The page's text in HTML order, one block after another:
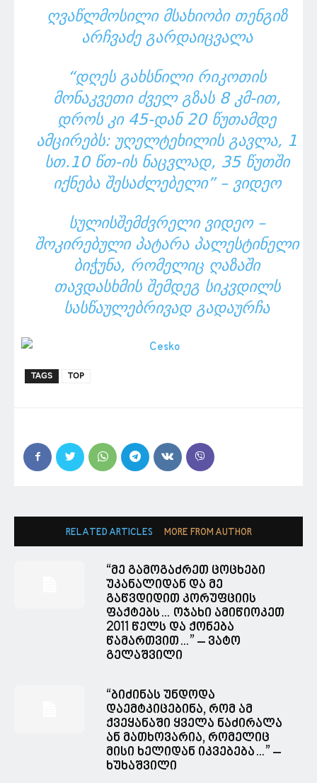
ᲦᲕᲐᲬᲚᲛᲝᲡᲘᲚᲘ ᲛᲡᲐᲮᲘᲝᲑᲘ ᲗᲔᲜᲒᲘᲖ
ᲐᲠᲩᲕᲐᲫᲔ ᲒᲐᲠᲓᲐᲘᲪᲕᲐᲚᲐ
“ᲓᲦᲔᲡ ᲒᲐᲮᲡᲜᲘᲚᲘ ᲠᲘᲙᲝᲗᲘᲡ
ᲛᲝᲜᲐᲙᲕᲔᲗᲘ ᲫᲕᲔᲚ ᲒᲖᲐᲡ 8 ᲙᲛ-ᲘᲗ,
ᲓᲠᲝᲡ ᲙᲘ 45-ᲓᲐᲜ 20 ᲬᲣᲗᲐᲛᲓᲔ
ᲐᲛᲪᲘᲠᲔᲑᲡ: ᲣᲦᲔᲚᲢᲔᲮᲘᲚᲘᲡ ᲒᲐᲕᲚᲐ, 1
ᲡᲗ.10 ᲬᲗ-ᲘᲡ ᲜᲐᲪᲕᲚᲐᲓ, 35 ᲬᲣᲗᲨᲘ
ᲘᲥᲜᲔᲑᲐ ᲨᲔᲡᲐᲫᲚᲔᲑᲔᲚᲘ” – ᲕᲘᲓᲔᲝ
ᲡᲣᲚᲘᲡᲨᲔᲛᲫᲕᲠᲔᲚᲘ ᲕᲘᲓᲔᲝ –
ᲨᲝᲙᲘᲠᲔᲑᲣᲚᲘ ᲞᲐᲢᲐᲠᲐ ᲞᲐᲚᲔᲡᲢᲘᲜᲔᲚᲘ
ᲑᲘᲭᲣᲜᲐ, ᲠᲝᲛᲔᲚᲘᲪ ᲦᲐᲖᲐᲨᲘ
ᲗᲐᲕᲓᲐᲡᲮᲛᲘᲡ ᲨᲔᲛᲓᲔᲒ ᲡᲘᲙᲕᲓᲘᲚᲡ
ᲡᲐᲡᲬᲐᲣᲚᲔᲑᲠᲘᲕᲐᲓ ᲒᲐᲓᲐᲣᲠᲩᲐ
TAGS TOP
RELATED ARTICLES MORE FROM AUTHOR
“მე გამოგაძრეთ ცოცხები
უკანალიდან და მე
გაწვდიდით კორუფციის
ფაქტებს… ოჯახი ამიწიოკეთ
2011 წელს და ქონება
წამართვით…” – ვატო
გელაშვილი
“ბიძინას უნდოდა
დაემტკიცებინა, რომ ამ
ქვეყანაში ყველა ნაძირალა
ან მათხოვარია, რომელიც
მისი ხელიდან იკვებება…” –
ხუხაშვილი